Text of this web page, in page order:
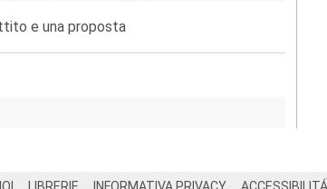
e una proposta